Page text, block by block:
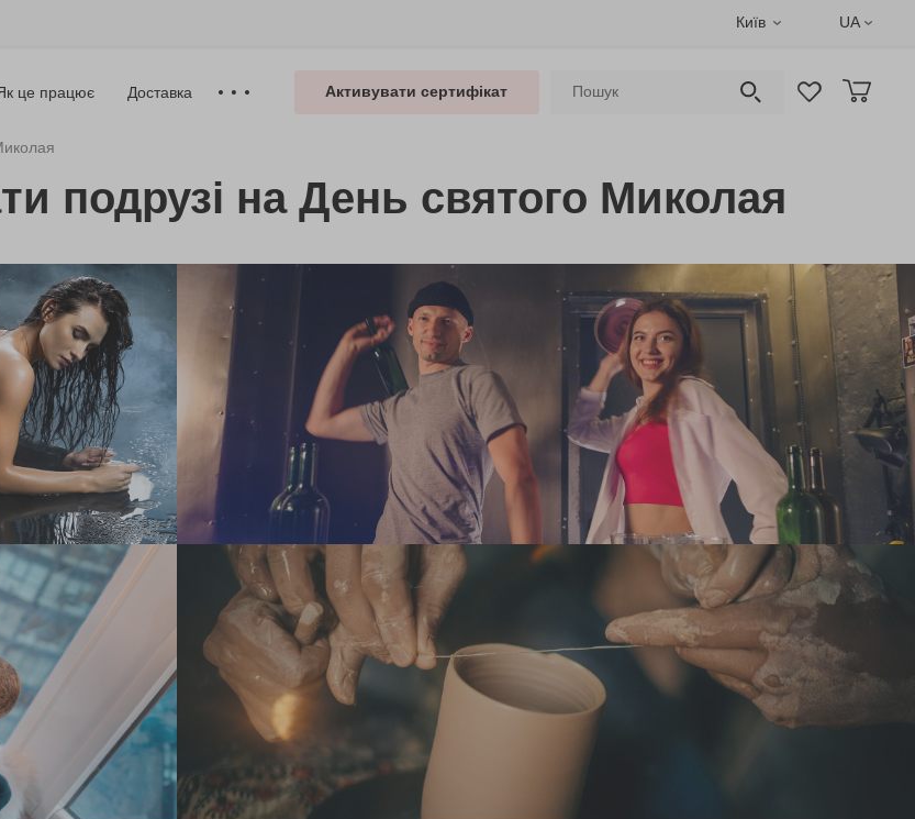
Київ UA
це працює Доставка Активувати сертифікат
подрузі на День святого Миколая